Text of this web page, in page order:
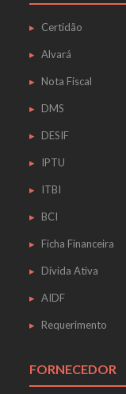
Certidão
Alvará
Nota Fiscal
DMS
DESIF
IPTU
ITBI
BCI
Ficha Financeira
Dívida Ativa
AIDF
Requerimento
FORNECEDOR